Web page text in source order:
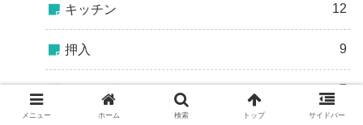
キッチン 12
押入 9
7
メニュー ホーム 検索 トップ サイドバー